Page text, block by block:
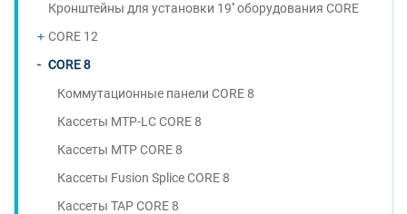
Кронштейны для установки 19'' оборудования CORE
CORE 12
CORE 8
Коммутационные панели CORE 8
Кассеты MTP-LC CORE 8
Кассеты MTP CORE 8
Кассеты Fusion Splice CORE 8
Кассеты TAP CORE 8